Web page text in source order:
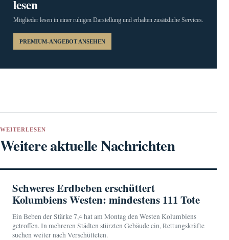
lesen
Mitglieder lesen in einer ruhigen Darstellung und erhalten zusätzliche Services.
PREMIUM-ANGEBOT ANSEHEN
WEITERLESEN
Weitere aktuelle Nachrichten
Schweres Erdbeben erschüttert
Kolumbiens Westen: mindestens 111 Tote
Ein Beben der Stärke 7,4 hat am Montag den Westen Kolumbiens
getroffen. In mehreren Städten stürzten Gebäude ein, Rettungskräfte
suchen weiter nach Verschütteten.